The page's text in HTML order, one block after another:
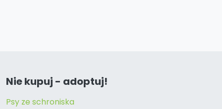
Nie kupuj - adoptuj!
Psy ze schroniska